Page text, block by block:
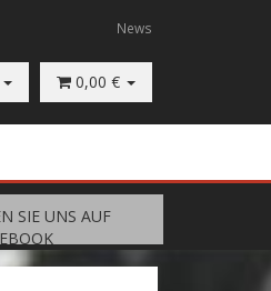
News
0,00 €
SIE UNS AUF
SIE UNS AUF